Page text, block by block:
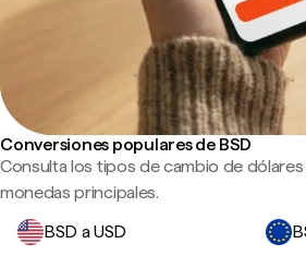
Conversiones populares de BSD
Consulta los tipos de cambio de
monedas principales.
BSD a USD